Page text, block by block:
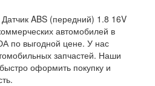
ABS (передний) 1.8 16V
автомобилей в
по выгодной цене. У нас
запчастей. Наши
оформить покупку и